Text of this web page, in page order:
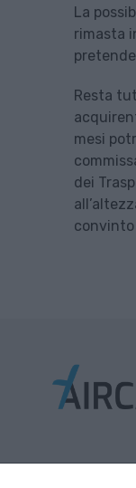
La
rimasta
Resta
mesi
dei
convinto